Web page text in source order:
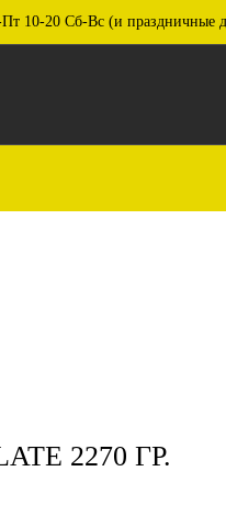
10-20 Сб-Вс (и праздничные
2270 ГР.